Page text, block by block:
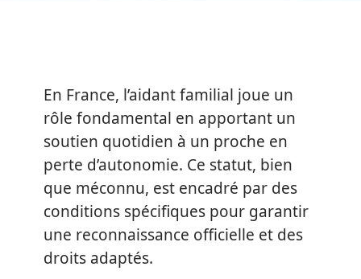
En France, l’aidant familial joue un
rôle fondamental en apportant un
soutien quotidien à un proche en
perte d’autonomie. Ce statut, bien
que méconnu, est encadré par des
conditions spécifiques pour garantir
une reconnaissance officielle et des
droits adaptés.